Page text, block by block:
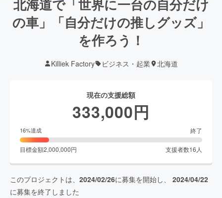
北海道で「世界に一台の自分だけ
の車」「自分だけの推しグッズ」
を作ろう！
Killiek Factory ビジネス・起業 北海道
現在の支援総額
333,000円
16%達成 終了
目標金額2,000,000円 支援者数16 人
このプロジェクトは、 2024/02/26に募集を開始し、 2024/04/22
に募集を終了しました